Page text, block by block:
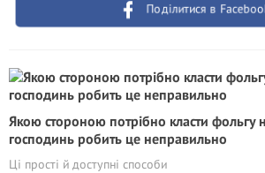
Поділитися в
Якою стороною потрібно класти фольгу
господинь робить це неправильно
Ці прості й доступні способи